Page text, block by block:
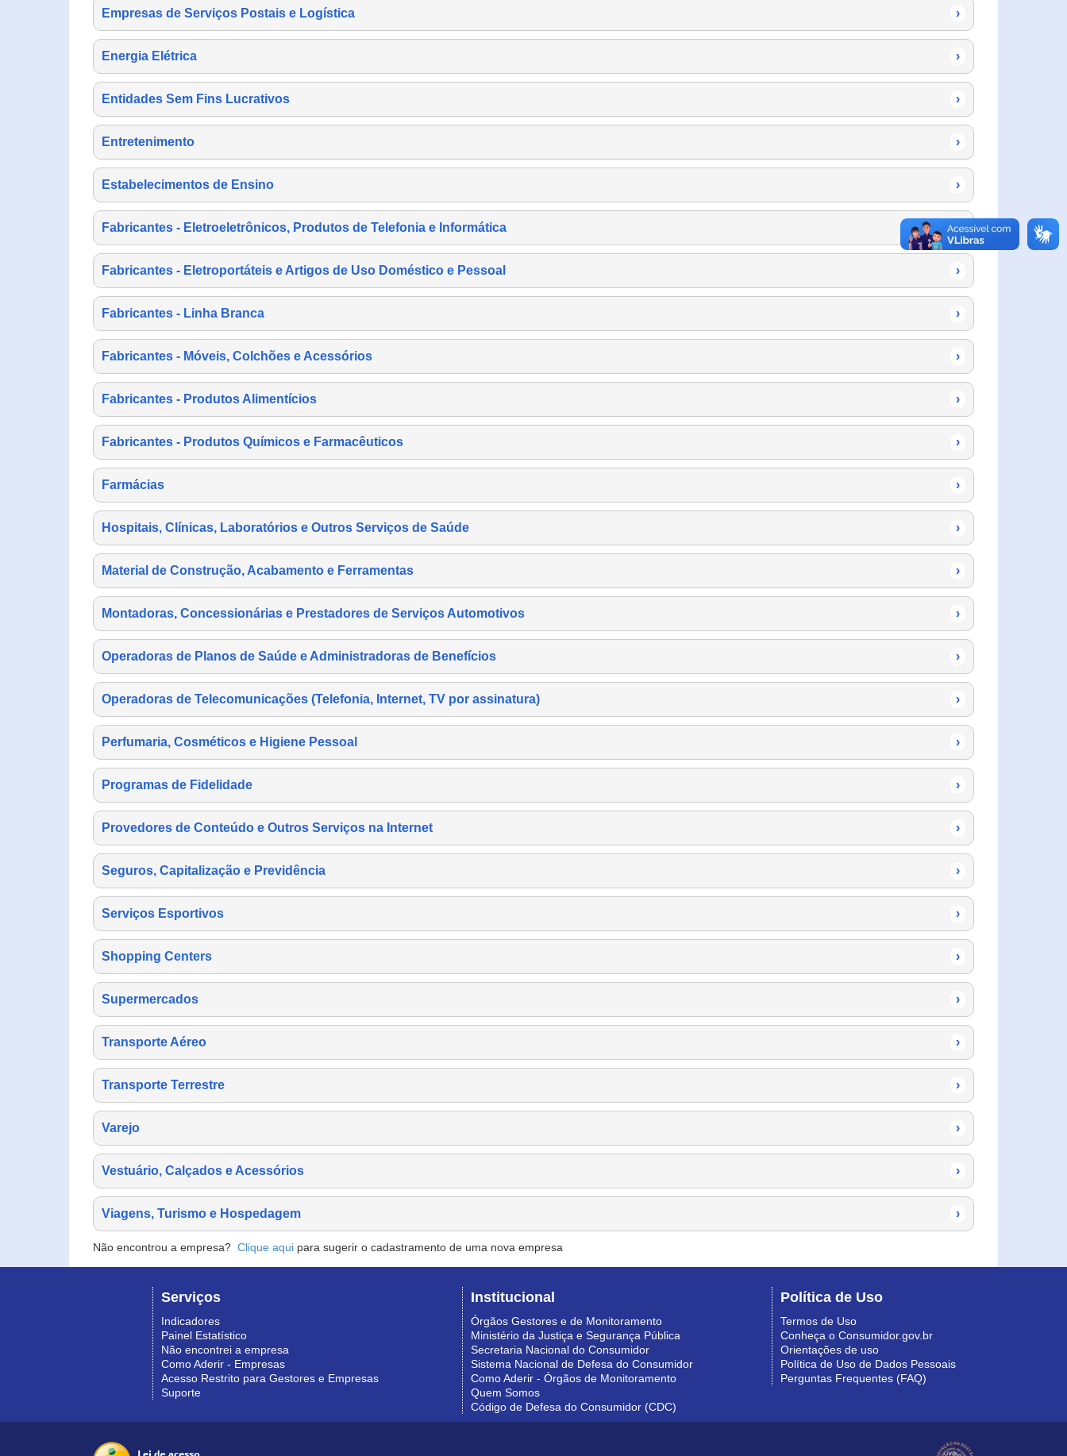
Empresas de Serviços Postais e Logística ›
Energia Elétrica ›
Entidades Sem Fins Lucrativos ›
Entretenimento ›
Estabelecimentos de Ensino ›
Fabricantes - Eletroeletrônicos, Produtos de Telefonia e Informática ›
Fabricantes - Eletroportáteis e Artigos de Uso Doméstico e Pessoal ›
Fabricantes - Linha Branca ›
Fabricantes - Móveis, Colchões e Acessórios ›
Fabricantes - Produtos Alimentícios ›
Fabricantes - Produtos Químicos e Farmacêuticos ›
Farmácias ›
Hospitais, Clínicas, Laboratórios e Outros Serviços de Saúde ›
Material de Construção, Acabamento e Ferramentas ›
Montadoras, Concessionárias e Prestadores de Serviços Automotivos ›
Operadoras de Planos de Saúde e Administradoras de Benefícios ›
Operadoras de Telecomunicações (Telefonia, Internet, TV por assinatura) ›
Perfumaria, Cosméticos e Higiene Pessoal ›
Programas de Fidelidade ›
Provedores de Conteúdo e Outros Serviços na Internet ›
Seguros, Capitalização e Previdência ›
Serviços Esportivos ›
Shopping Centers ›
Supermercados ›
Transporte Aéreo ›
Transporte Terrestre ›
Varejo ›
Vestuário, Calçados e Acessórios ›
Viagens, Turismo e Hospedagem ›
Não encontrou a empresa? Clique aqui para sugerir o cadastramento de uma nova empresa
Serviços
Indicadores
Painel Estatístico
Não encontrei a empresa
Como Aderir - Empresas
Acesso Restrito para Gestores e Empresas
Suporte
Institucional
Órgãos Gestores e de Monitoramento
Ministério da Justiça e Segurança Pública
Secretaria Nacional do Consumidor
Sistema Nacional de Defesa do Consumidor
Como Aderir - Órgãos de Monitoramento
Quem Somos
Código de Defesa do Consumidor (CDC)
Política de Uso
Termos de Uso
Conheça o Consumidor.gov.br
Orientações de uso
Política de Uso de Dados Pessoais
Perguntas Frequentes (FAQ)